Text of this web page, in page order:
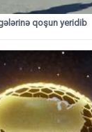
qoşun yeridib